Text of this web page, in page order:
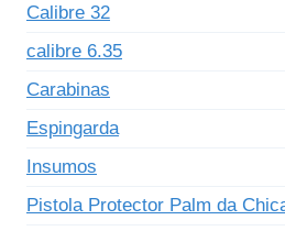
Calibre 32
calibre 6.35
Carabinas
Espingarda
Insumos
Pistola Protector Palm da